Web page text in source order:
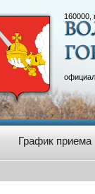
160000,
График приема